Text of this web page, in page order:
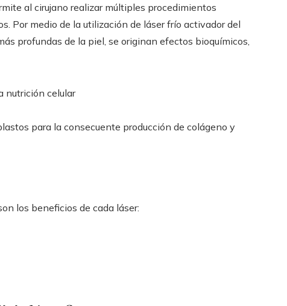
al cirujano realizar múltiples procedimientos
Por medio de la utilización de láser frío activador del
profundas de la piel, se originan efectos bioquímicos,
nutrición celular
para la consecuente producción de colágeno y
los beneficios de cada láser: